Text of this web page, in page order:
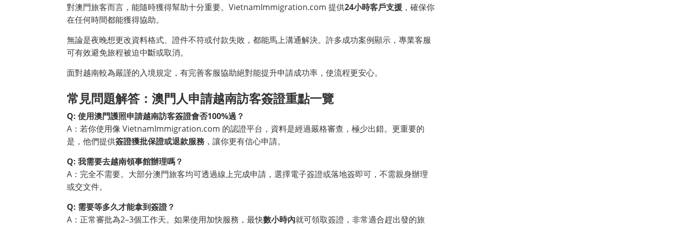
對澳門旅客而言，能隨時獲得幫助十分重要。VietnamImmigration.com 提供24小時客戶支援 ，確保你
在任何時間都能獲得協助。
無論是夜晚想更改資料格式、證件不符或付款失敗，都能馬上溝通解決。許多成功案例顯示，專業客服
可有效避免旅程被迫中斷或取消。
面對越南較為嚴謹的入境規定，有完善客服協助絕對能提升申請成功率，使流程更安心。
常見問題解答：澳門人申請越南訪客簽證重點一覽
Q: 使用澳門護照申請越南訪客簽證會否100%過？
A：若你使用像 VietnamImmigration.com 的認證平台，資料是經過嚴格審查，極少出錯。更重要的
是，他們提供簽證獲批保證或退款服務 ，讓你更有信心申請。
Q: 我需要去越南領事館辦理嗎？
A：完全不需要。大部分澳門旅客均可透過線上完成申請，選擇電子簽證或落地簽即可，不需親身辦理
或交文件。
Q: 需要等多久才能拿到簽證？
A：正常審批為2–3個工作天。如果使用加快服務，最快數小時內就可領取簽證，非常適合趕出發的旅